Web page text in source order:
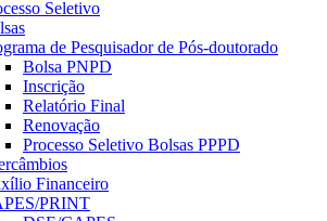
Seletivo
de Pesquisador de Pós-doutorado
Bolsa PNPD
Inscrição
Relatório Final
Renovação
Processo Seletivo Bolsas PPPD
Financeiro
PRINT